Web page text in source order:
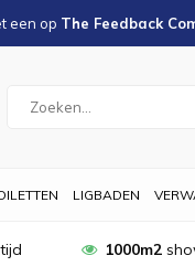
een op The Feedback
LIGBADEN
1000m2